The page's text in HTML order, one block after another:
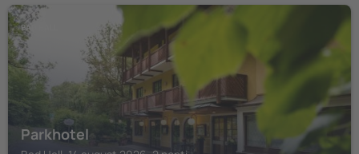
BAD HALL
Parkhotel